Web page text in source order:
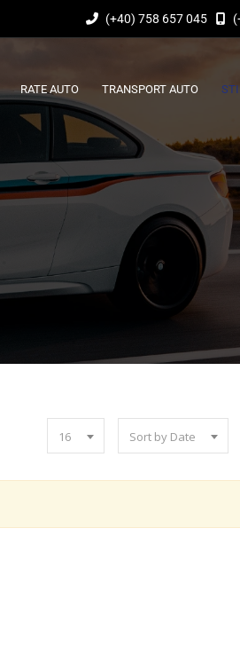
(+40) 758 657 045
RATE AUTO TRANSPORT AUTO
16 Sort by Date